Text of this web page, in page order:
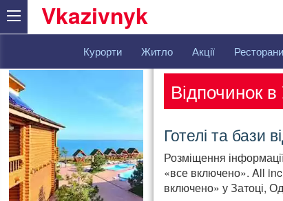
Vkazivnyk
Курорти Житло Акції Ресторани
Відпочинок
Готелі та бази
Розміщення
«все включено». All
включено» у Затоці,